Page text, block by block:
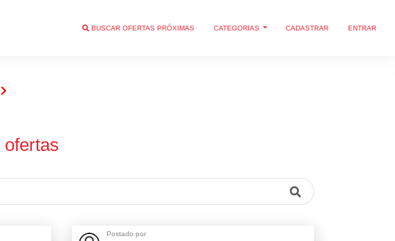
BUSCAR OFERTAS PRÓXIMAS CATEGORIAS CADASTRAR ENTRAR
ofertas
Postado por